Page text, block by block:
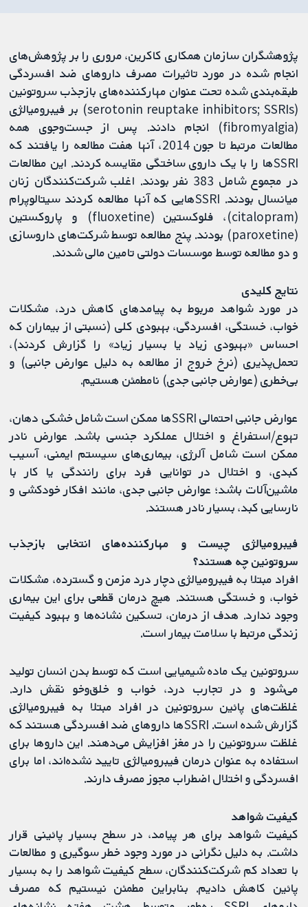
پژوهشگران سازمان همکاری کاکرین، مروری را بر پژوهش‌های
انجام شده در مورد تاثیرات مصرف داروهای ضد افسردگی
طبقه‌بندی شده تحت عنوان مهارکننده‌های بازجذب سروتونین
(serotonin reuptake inhibitors; SSRIs) بر فیبرومیالژی
(fibromyalgia) انجام دادند. پس از جست‌وجوی همه
مطالعات مرتبط تا جون 2014، آنها هفت مطالعه را یافتند که
SSRIها را با یک داروی ساختگی مقایسه کردند. این مطالعات
در مجموع شامل 383 نفر بودند. اغلب شرکت‌کنندگان زنان
میانسال بودند. SSRIهایی که آنها مطالعه کردند سیتالوپرام
(citalopram)، فلوکستین (fluoxetine) و پاروکستین
(paroxetine) بودند. پنج مطالعه توسط شرکت‌های داروسازی
و دو مطالعه توسط موسسات دولتی تامین مالی شدند.
نتایج کلیدی
در مورد شواهد مربوط به پیامدهای کاهش درد، مشکلات
خواب، خستگی، افسردگی، بهبودی کلی (نسبتی از بیماران که
احساس «بهبودی زیاد یا بسیار زیاد» را گزارش کردند)،
تحمل‌پذیری (نرخ خروج از مطالعه به دلیل عوارض جانبی) و
بی‌خطری (عوارض جانبی جدی) نامطمئن هستیم.
عوارض جانبی احتمالی SSRIها ممکن است شامل خشکی دهان،
تهوع/استفراغ و اختلال عملکرد جنسی باشد. عوارض نادر
ممکن است شامل آلرژی، بیماری‌های سیستم ایمنی، آسیب
کبدی، و اختلال در توانایی فرد برای رانندگی یا کار با
ماشین‌آلات باشد؛ عوارض جانبی جدی، مانند افکار خودکشی و
نارسایی کبد، بسیار نادر هستند.
فیبرومیالژی چیست و مهارکننده‌های انتخابی بازجذب
سروتونین چه هستند؟
افراد مبتلا به فیبرومیالژی دچار درد مزمن و گسترده، مشکلات
خواب، و خستگی هستند. هیچ درمان قطعی برای این بیماری
وجود ندارد. هدف از درمان، تسکین نشانه‌ها و بهبود کیفیت
زندگی مرتبط با سلامت بیمار است.
سروتونین یک ماده شیمیایی است که توسط بدن انسان تولید
می‌شود و در تجارب درد، خواب و خلق‌وخو نقش دارد.
غلظت‌های پائین سروتونین در افراد مبتلا به فیبرومیالژی
گزارش شده است. SSRIها داروهای ضد افسردگی هستند که
غلظت سروتونین را در مغز افزایش می‌دهند. این داروها برای
استفاده به عنوان درمان فیبرومیالژی تایید نشده‌اند، اما برای
افسردگی و اختلال اضطراب مجوز مصرف دارند.
کیفیت شواهد
کیفیت شواهد برای هر پیامد، در سطح بسیار پائینی قرار
داشت. به دلیل نگرانی در مورد وجود خطر سوگیری و مطالعات
با تعداد کم شرکت‌کنندگان، سطح کیفیت شواهد را به بسیار
پائین کاهش دادیم. بنابراین مطمئن نیستیم که مصرف